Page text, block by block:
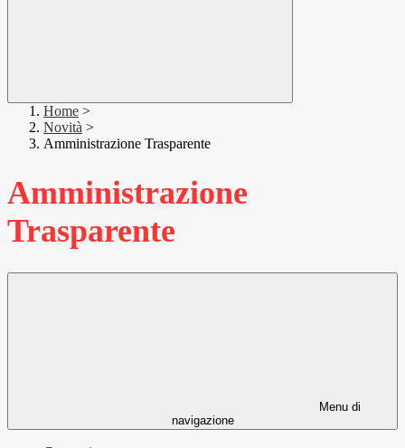
Home >
Novità >
Amministrazione Trasparente
Amministrazione
Trasparente
Menu di
navigazione